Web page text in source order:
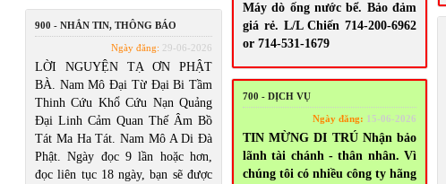
Máy dò ống nước bể. Bảo đảm
giá rẻ. L/L Chiến 714-200-6962
or 714-531-1679
900 - NHẮN TIN, THÔNG BÁO
Ngày đăng: 29-06-2026
LỜI NGUYỆN TẠ ƠN PHẬT
BÀ. Nam Mô Đại Từ Đại Bi Tầm
Thinh Cứu Khổ Cứu Nạn Quảng
Đại Linh Cảm Quan Thế Âm Bồ
Tát Ma Ha Tát. Nam Mô A Di Đà
Phật. Ngày đọc 9 lần hoặc hơn,
đọc liên tục 18 ngày, bạn sẽ được
700 - DỊCH VỤ
Ngày đăng: 15-06-2026
TIN MỪNG DI TRÚ Nhận bảo
lãnh tài chánh - thân nhân. Vì
chúng tôi có nhiều công ty hãng